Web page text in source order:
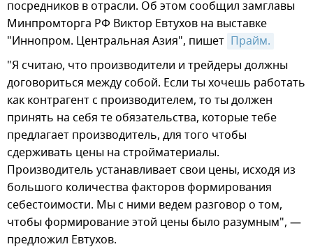
посредников в отрасли. Об этом сообщил замглавы
Минпромторга РФ Виктор Евтухов на выставке
"Иннопром. Центральная Азия", пишет Прайм.
"Я считаю, что производители и трейдеры должны
договориться между собой. Если ты хочешь работать
как контрагент с производителем, то ты должен
принять на себя те обязательства, которые тебе
предлагает производитель, для того чтобы
сдерживать цены на стройматериалы.
Производитель устанавливает свои цены, исходя из
большого количества факторов формирования
себестоимости. Мы с ними ведем разговор о том,
чтобы формирование этой цены было разумным", —
предложил Евтухов.